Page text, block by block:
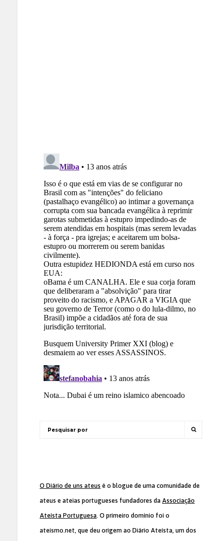
O Diário de uns ateus é o blogue de uma comunidade de
ateus e ateias portugueses fundadores da Associação
Ateísta Portuguesa. O primeiro domínio foi o
ateismo.net, que deu origem ao Diário Ateísta, um dos